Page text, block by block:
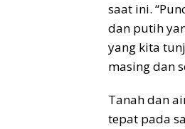
saat ini.
dan putih
yang kita
masing dan
Tanah dan
tepat pada